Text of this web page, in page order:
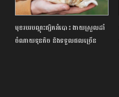
មុខរបរបណ្ដុះផ្សិតអំបោះ ងាយស្រួលដាំ
ចំណាយទុនតិច និងទទួលផលច្រើន